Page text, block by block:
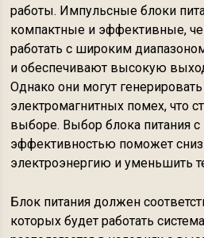
работы. Импульсные блоки
компактные и эффективные,
работать с широким
и обеспечивают высокую
Однако они могут
электромагнитных помех, что
выборе. Выбор блока питания
эффективностью поможет
электроэнергию и уменьшить
Блок питания должен
которых будет работать